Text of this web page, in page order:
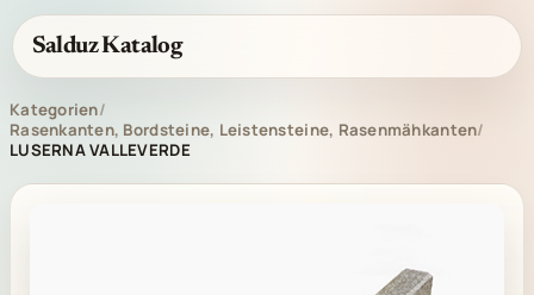
Salduz Katalog
Kategorien/
Rasenkanten, Bordsteine, Leistensteine, Rasenmähkanten/
LUSERNA VALLEVERDE